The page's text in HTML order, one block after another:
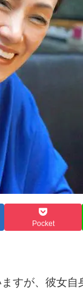
Pocket
すが、彼女